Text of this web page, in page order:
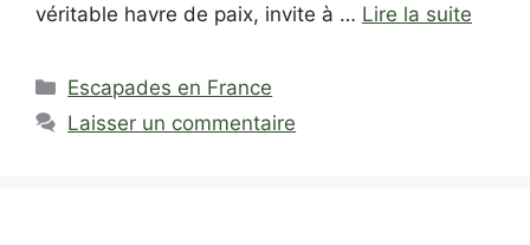
véritable havre de paix, invite à … Lire la suite
Catégories
Escapades en France
Laisser un commentaire